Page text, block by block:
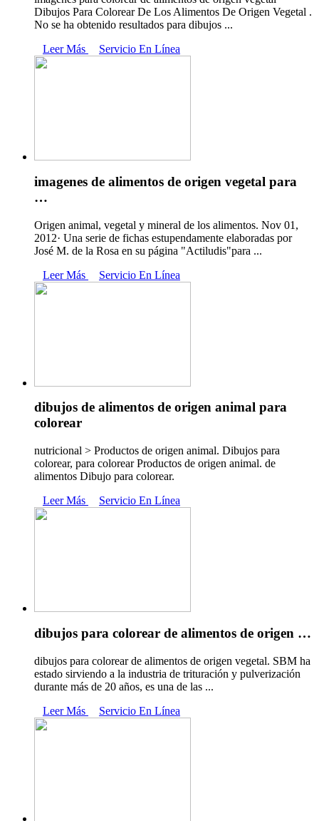
Dibujos Para Colorear De Los Alimentos De Origen Vegetal .
No se ha obtenido resultados para dibujos ...
Leer Más
Servicio En Línea
imagenes de alimentos de origen vegetal para
…
Origen animal, vegetal y mineral de los alimentos. Nov 01,
2012· Una serie de fichas estupendamente elaboradas por
José M. de la Rosa en su página "Actiludis"para ...
Leer Más
Servicio En Línea
dibujos de alimentos de origen animal para
colorear
nutricional > Productos de origen animal. Dibujos para
colorear, para colorear Productos de origen animal. de
alimentos Dibujo para colorear.
Leer Más
Servicio En Línea
dibujos para colorear de alimentos de origen …
dibujos para colorear de alimentos de origen vegetal. SBM ha
estado sirviendo a la industria de trituración y pulverización
durante más de 20 años, es una de las ...
Leer Más
Servicio En Línea